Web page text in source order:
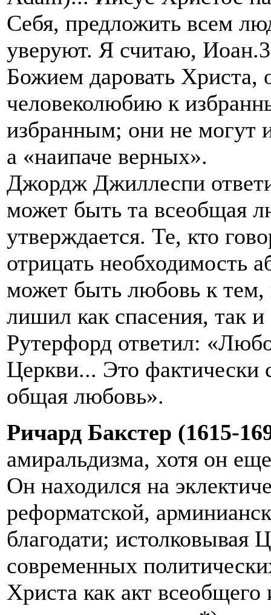
Себя, предложить всем
уверуют. Я считаю,
Божием даровать Христа,
человеколюбию к
избранным; они не могут
а «наипаче верных».
Джордж Джиллеспи
может быть та всеобщая
утверждается. Те, кто
отрицать необходимость
может быть любовь к тем,
лишил как спасения, так
Рутерфорд ответил:
Церкви... Это
общая любовь».
Ричард Бакстер (1615-
амиральдизма, хотя он
Он находился на
реформатской,
благодати; истолковывая
современных
Христа как акт